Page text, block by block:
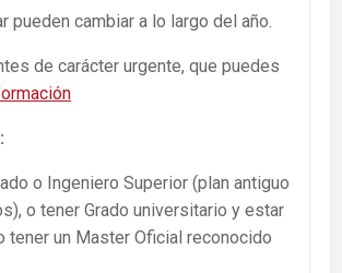
pueden cambiar a lo largo del año.
de carácter urgente, que puedes
o Ingeniero Superior (plan antiguo
o tener Grado universitario y estar
tener un Master Oficial reconocido